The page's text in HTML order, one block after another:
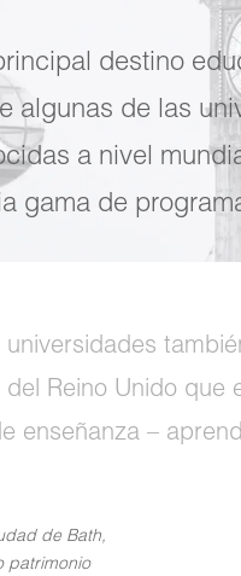
destino
algunas de las
a nivel
gama de
Reino Unido
enseñanza –
de Bath,
patrimonio